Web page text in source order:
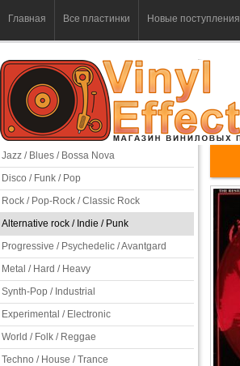
Главная Все пластинки Новые поступления
Jazz / Blues / Bossa Nova
Disco / Funk / Pop
Rock / Pop-Rock / Classic Rock
Alternative rock / Indie / Punk
Progressive / Psychedelic / Avantgard
Metal / Hard / Heavy
Synth-Pop / Industrial
Experimental / Electronic
World / Folk / Reggae
Techno / House / Trance